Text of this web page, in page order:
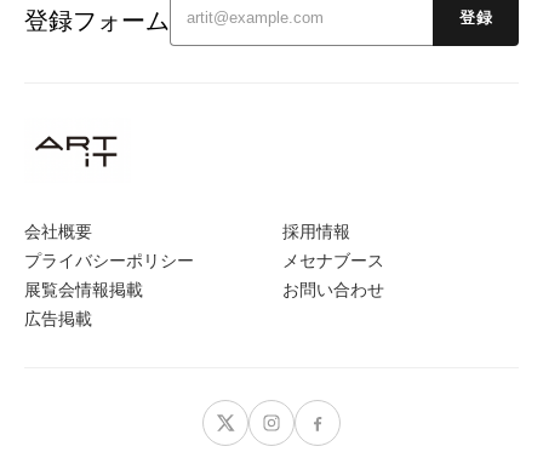
会社概要
プライバシーポリシー
展覧会情報掲載
広告掲載
採用情報
メセナブース
お問い合わせ
登録フォーム 登録